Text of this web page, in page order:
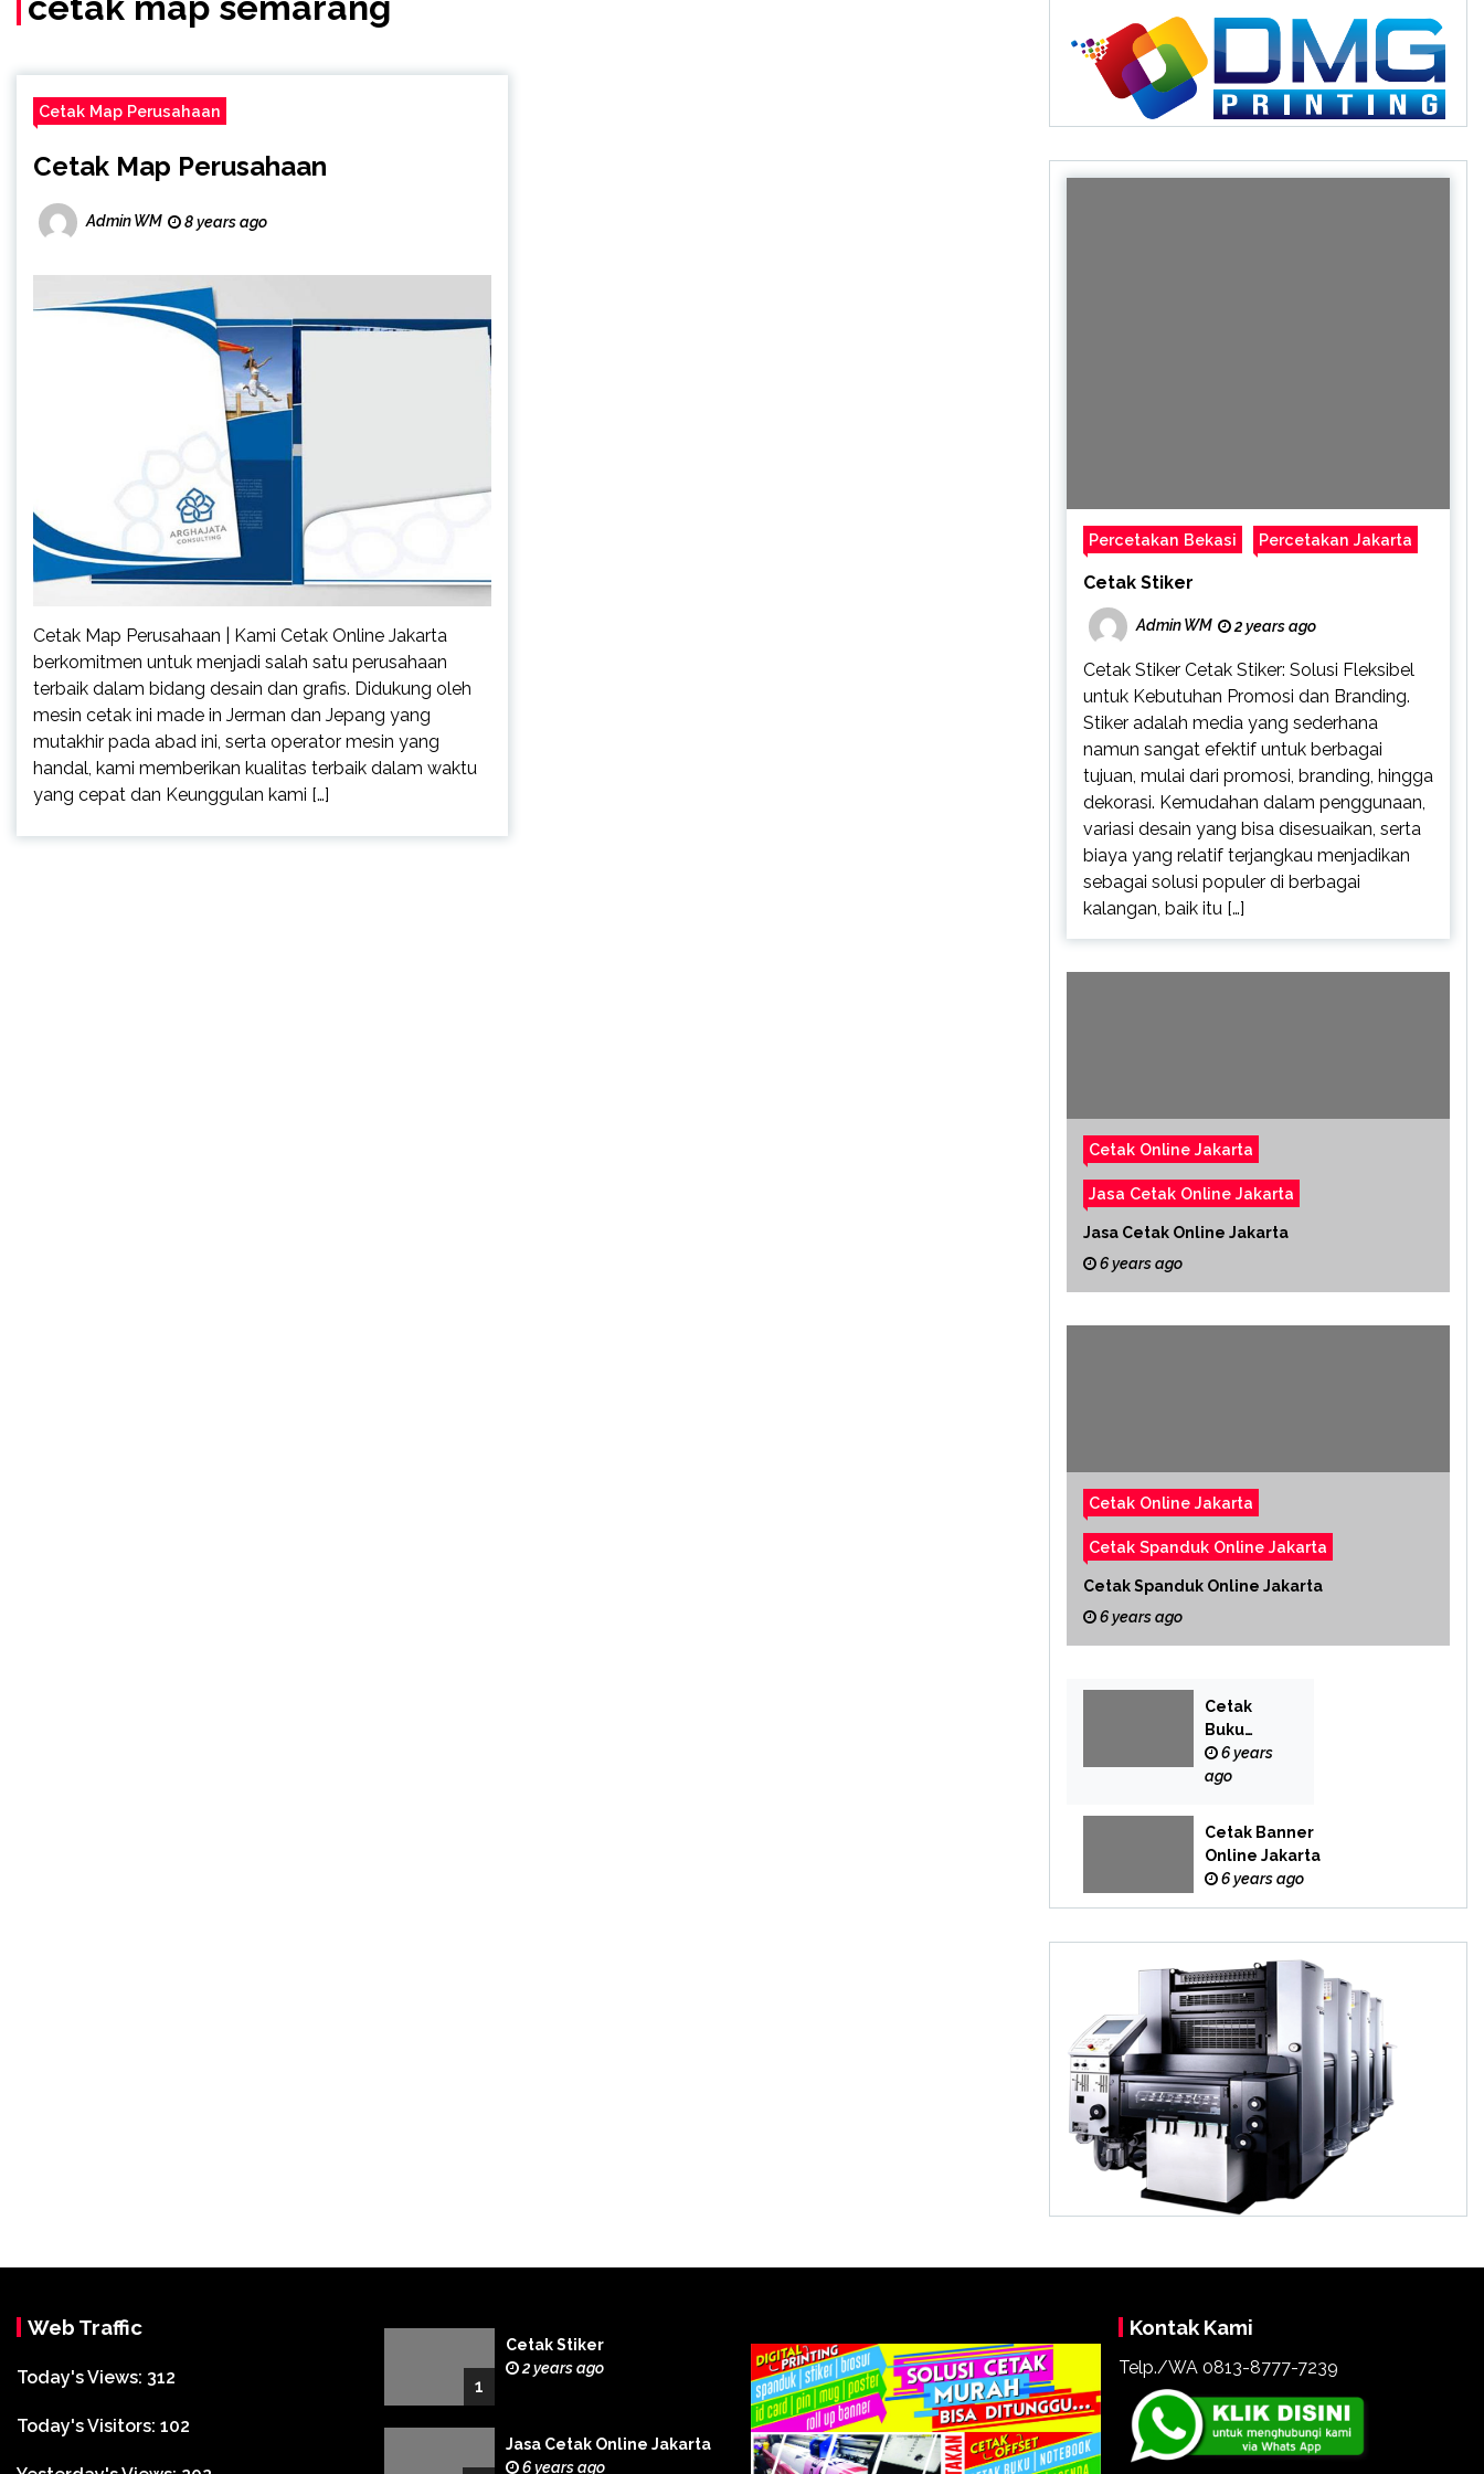
Cetak Map Perusahaan
Cetak Map Perusahaan
Admin WM 8 years ago
Cetak Map Perusahaan | Kami Cetak Online Jakarta
berkomitmen untuk menjadi salah satu perusahaan
terbaik dalam bidang desain dan grafis. Didukung oleh
mesin cetak ini made in Jerman dan Jepang yang
mutakhir pada abad ini, serta operator mesin yang
handal, kami memberikan kualitas terbaik dalam waktu
yang cepat dan Keunggulan kami […]
Percetakan Bekasi Percetakan Jakarta
Cetak Stiker
Admin WM 2 years ago
Cetak Stiker Cetak Stiker: Solusi Fleksibel
untuk Kebutuhan Promosi dan Branding.
Stiker adalah media yang sederhana
namun sangat efektif untuk berbagai
tujuan, mulai dari promosi, branding, hingga
dekorasi. Kemudahan dalam penggunaan,
variasi desain yang bisa disesuaikan, serta
biaya yang relatif terjangkau menjadikan
sebagai solusi populer di berbagai
kalangan, baik itu […]
Cetak Online Jakarta
Jasa Cetak Online Jakarta
Jasa Cetak Online Jakarta
6 years ago
Cetak Online Jakarta
Cetak Spanduk Online Jakarta
Cetak Spanduk Online Jakarta
6 years ago
Cetak
Buku
Yasin
Online
6 years
ago
Cetak Banner
Online Jakarta
6 years ago
Web Traffic
Today's Views: 312
Today's Visitors: 102
1
Cetak Stiker
2 years ago
Jasa Cetak Online Jakarta
6 years ago
Kontak Kami
Telp./WA 0813-8777-7239